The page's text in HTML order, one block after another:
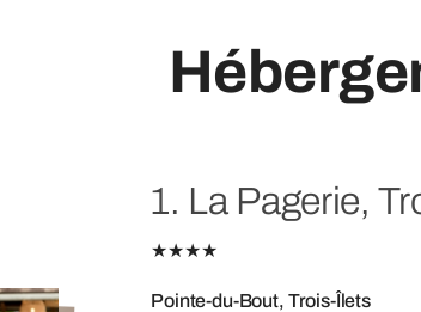
1. La Pagerie,
★★★★
Pointe-du-Bout, Trois-Îlets